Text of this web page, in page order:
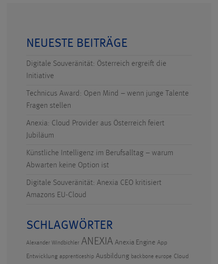
NEUESTE BEITRÄGE
Digitale Souveränität: Österreich ergreift die
Initiative
Technicus Award: Open Mind – wenn junge Talente
Fragen stellen
Anexia: Cloud Provider aus Österreich feiert
Jubiläum
Künstliche Intelligenz im Berufsalltag – warum
Abwarten keine Option ist
Digitale Souveränität: Anexia CEO kritisiert
Amazons EU-Cloud
SCHLAGWÖRTER
Alexander Windbichler ANEXIA Anexia Engine App
Entwicklung apprenticeship Ausbildung backbone europe Cloud